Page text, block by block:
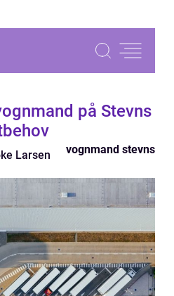
på Stevns
Larsen vognmand stevns